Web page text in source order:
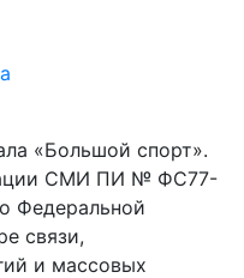
«Большой спорт».
СМИ ПИ № ФС77-
Федеральной
связи,
и массовых